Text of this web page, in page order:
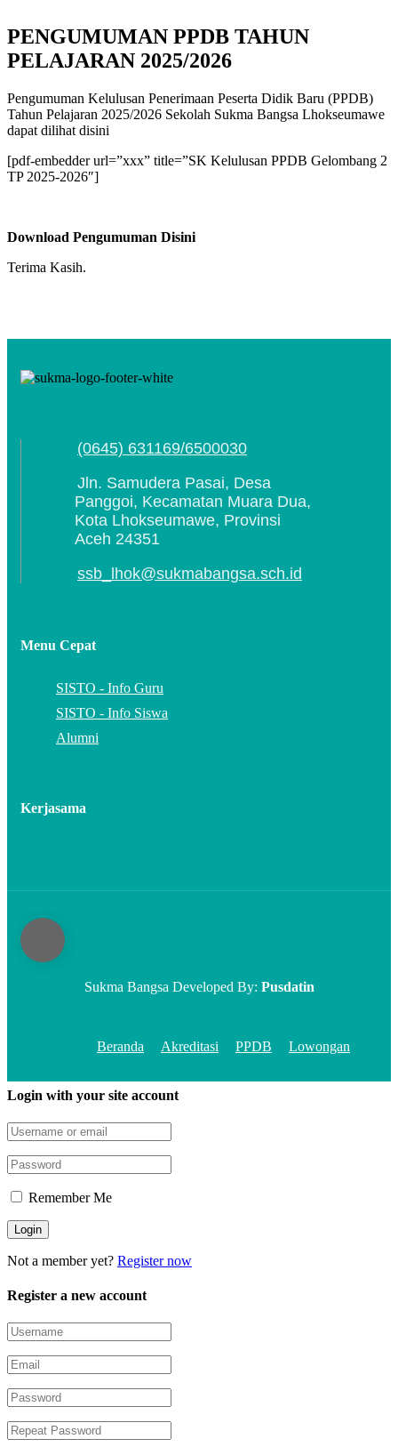
PENGUMUMAN PPDB TAHUN
PELAJARAN 2025/2026
Pengumuman Kelulusan Penerimaan Peserta Didik Baru (PPDB)
Tahun Pelajaran 2025/2026 Sekolah Sukma Bangsa Lhokseumawe
dapat dilihat disini
[pdf-embedder url=”xxx” title=”SK Kelulusan PPDB Gelombang 2
TP 2025-2026″]
Download Pengumuman Disini
Terima Kasih.
(0645) 631169/6500030
Jln. Samudera Pasai, Desa
Panggoi, Kecamatan Muara Dua,
Kota Lhokseumawe, Provinsi
Aceh 24351
ssb_lhok@sukmabangsa.sch.id
Menu Cepat
SISTO - Info Guru
SISTO - Info Siswa
Alumni
Kerjasama
Sukma Bangsa Developed By: Pusdatin
Beranda Akreditasi PPDB Lowongan
Login with your site account
Remember Me
Not a member yet? Register now
Register a new account